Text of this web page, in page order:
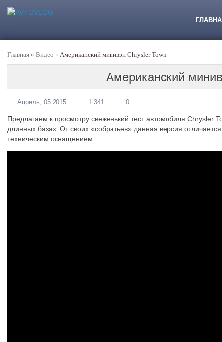
Главная » Видео » Американский минивэн Chrysler Town
Американский
Апрель, 05 2015 1 341 0
Предлагаем к просмотру свеженький тест автомобиля Chrysler
длинных базах. От своих «собратьев» данная версия
техническим оснащением.